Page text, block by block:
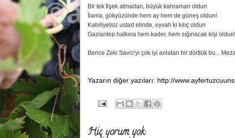
Bir tek fişek atmadan, büyük kahraman oldun
İlanla, gökyüzünde hem ay hem de güneş oldun!
Kabiliyetsiz ustad elinde, eyvah ki kılıç oldun
Gaziantep halkına hem kader, hem sığınacak kişi oldun!
Bence Zeki Savcı’yı çok iyi anlatan bir dörtlük bu...
Yazarın diğer yazıları: http://
Hiç yorum yok: